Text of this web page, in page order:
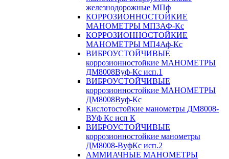
железнодорожные МПф
КОРРОЗИОННОСТОЙКИЕ
МАНОМЕТРЫ МП3АФ-Кс
КОРРОЗИОННОСТОЙКИЕ
МАНОМЕТРЫ МП4Аф-Кс
ВИБРОУСТОЙЧИВЫЕ
коррозионностойкие МАНОМЕТРЫ
ДМ8008Вуф-Кс исп.1
ВИБРОУСТОЙЧИВЫЕ
коррозионностойкие МАНОМЕТРЫ
ДМ8008Вуф-Кс
Кислотостойкие манометры ДМ8008-
ВУф Кс исп К
ВИБРОУСТОЙЧИВЫЕ
коррозионностойкие манометры
ДМ8008-ВуфКс исп.2
АММИАЧНЫЕ МАНОМЕТРЫ